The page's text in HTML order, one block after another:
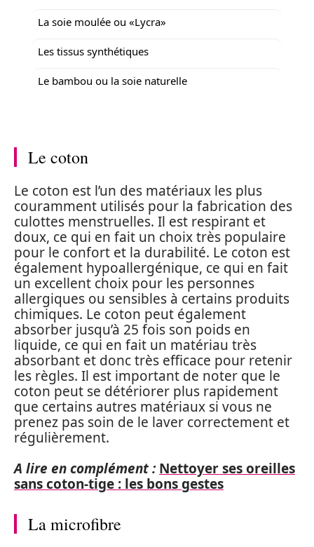
La soie moulée ou «Lycra»
Les tissus synthétiques
Le bambou ou la soie naturelle
Le coton
Le coton est l’un des matériaux les plus
couramment utilisés pour la fabrication des
culottes menstruelles. Il est respirant et
doux, ce qui en fait un choix très populaire
pour le confort et la durabilité. Le coton est
également hypoallergénique, ce qui en fait
un excellent choix pour les personnes
allergiques ou sensibles à certains produits
chimiques. Le coton peut également
absorber jusqu’à 25 fois son poids en
liquide, ce qui en fait un matériau très
absorbant et donc très efficace pour retenir
les règles. Il est important de noter que le
coton peut se détériorer plus rapidement
que certains autres matériaux si vous ne
prenez pas soin de le laver correctement et
régulièrement.
A lire en complément : Nettoyer ses oreilles
sans coton-tige : les bons gestes
La microfibre